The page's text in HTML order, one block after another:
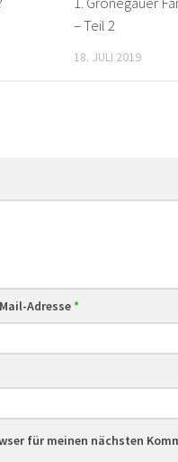
– Teil 2
18. JULI 2019
Adresse*
für meinen nächsten